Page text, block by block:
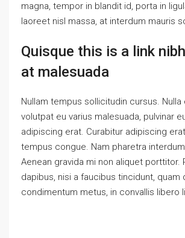
magna, tempor in blandit id, porta in
laoreet nisl massa, at interdum mauris
Quisque this is a link
at malesuada
Nullam tempus sollicitudin cursus. Nulla
volutpat eu varius malesuada, pulvinar
adipiscing erat. Curabitur adipiscing
tempus congue. Nam pharetra
Aenean gravida mi non aliquet porttitor.
dapibus, nisi a faucibus tincidunt, quam
condimentum metus, in convallis libero